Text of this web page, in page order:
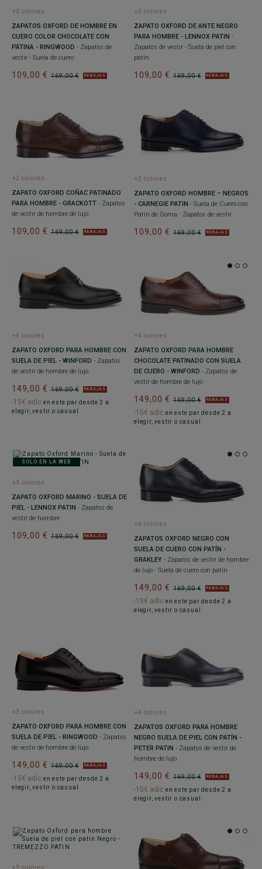
+3 colores
ZAPATOS OXFORD DE HOMBRE EN
CUERO COLOR CHOCOLATE CON
PÁTINA - RINGWOOD - Zapatos de
vestir - Suela de cuero
169,00 €
109,00 € REBAJAS
+3 colores
ZAPATO OXFORD DE ANTE NEGRO
PARA HOMBRE - LENNOX PATIN -
Zapatos de vestir - Suela de piel con
patín
169,00 €
109,00 € REBAJAS
+2 colores
ZAPATO OXFORD COÑAC PATINADO
PARA HOMBRE - GRACKOTT - Zapatos
de vestir de hombre de lujo
169,00 €
109,00 € REBAJAS
+2 colores
ZAPATO OXFORD HOMBRE – NEGROS
- CARNEGIE PATIN - Suela de Cuero con
Patín de Goma - Zapatos de vestir
169,00 €
109,00 € REBAJAS
+4 colores
ZAPATO OXFORD PARA HOMBRE CON
SUELA DE PIEL - WINFORD - Zapatos
de vestir de hombre de lujo
169,00 €
149,00 € REBAJAS
-15€ adic en este par desde 2 a
elegir, vestir o casual
+4 colores
ZAPATO OXFORD PARA HOMBRE
CHOCOLATE PATINADO CON SUELA
DE CUERO - WINFORD - Zapatos de
vestir de hombre de lujo
169,00 €
149,00 € REBAJAS
-15€ adic en este par desde 2 a
elegir, vestir o casual
SOLO EN LA WEB
+3 colores
ZAPATO OXFORD MARINO - SUELA DE
PIEL - LENNOX PATIN - Zapatos de
vestir de hombre
169,00 €
109,00 € REBAJAS
+6 colores
ZAPATOS OXFORD NEGRO CON
SUELA DE CUERO CON PATÍN -
GRAKLEY - Zapatos de vestir de hombre
de lujo - Suela de cuero con patín
169,00 €
149,00 € REBAJAS
-15€ adic en este par desde 2 a
elegir, vestir o casual
+3 colores
ZAPATO OXFORD PARA HOMBRE CON
SUELA DE PIEL - RINGWOOD - Zapatos
de vestir de hombre de lujo
169,00 €
149,00 € REBAJAS
-15€ adic en este par desde 2 a
elegir, vestir o casual
+6 colores
ZAPATOS OXFORD PARA HOMBRE
NEGRO SUELA DE PIEL CON PATÍN -
PETER PATIN - Zapatos de vestir de
hombre de lujo
169,00 €
149,00 € REBAJAS
-15€ adic en este par desde 2 a
elegir, vestir o casual
+3 colores